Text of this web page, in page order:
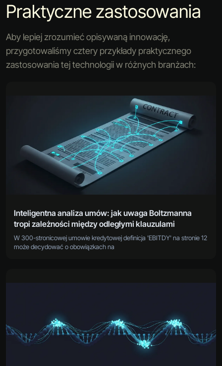
Praktyczne zastosowania
Aby lepiej zrozumieć opisywaną innowację,
przygotowaliśmy cztery przykłady praktycznego
zastosowania tej technologii w różnych branżach:
Inteligentna analiza umów: jak uwaga Boltzmanna
tropi zależności między odległymi klauzulami
W 300-stronicowej umowie kredytowej definicja 'EBITDY' na stronie 12
może decydować o obowiązkach na